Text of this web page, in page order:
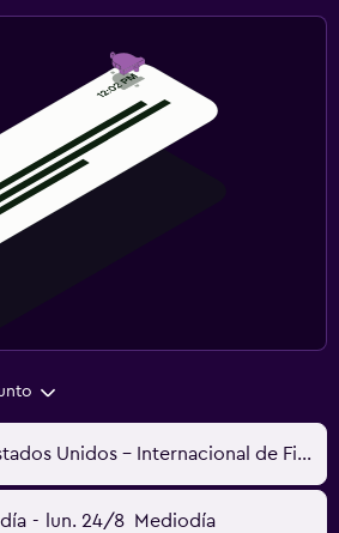
Filadelfia, PA, Estados Unidos - Internacional de Filadelfia (PHL)
- lun. 24/8 Mediodía